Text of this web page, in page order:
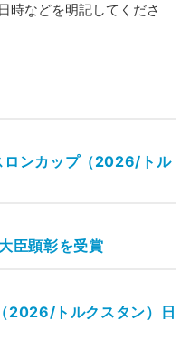
時などを明記してくださ
ロンカップ（2026/トル
臣顕彰を受賞
2026/トルクスタン）日